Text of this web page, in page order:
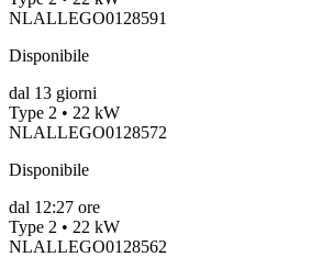
NLALLEGO0128591
Disponibile
dal 13 giorni
Type 2 • 22 kW
NLALLEGO0128572
Disponibile
dal 12:27 ore
Type 2 • 22 kW
NLALLEGO0128562